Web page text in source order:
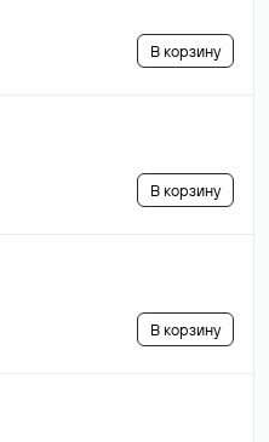
В корзину
В корзину
В корзину